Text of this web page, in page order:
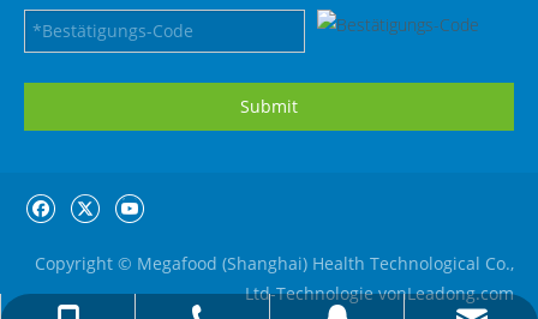
Submit
Copyright © Megafood (Shanghai) Health Technological Co.,
Ltd-Technologie vonLeadong.com